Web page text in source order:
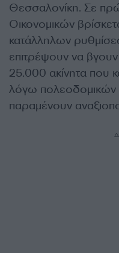
Θεσσαλονίκη. Σε
Οικονομικών
κατάλληλων
επιτρέψουν να
25.000 ακίνητα που
λόγω πολεοδομικών
παραμένουν